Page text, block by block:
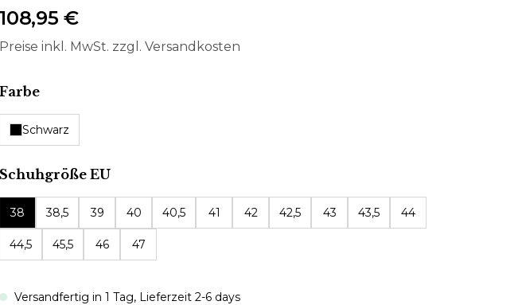
108,95 €
Preise inkl. MwSt. zzgl. Versandkosten
Farbeauswählen
Schwarz
Schuhgröße EUauswählen
38 38,5 39 40 40,5 41 42 42,5 43 43,5 44
44,5 45,5 46 47
Versandfertig in 1 Tag, Lieferzeit 2-6 days